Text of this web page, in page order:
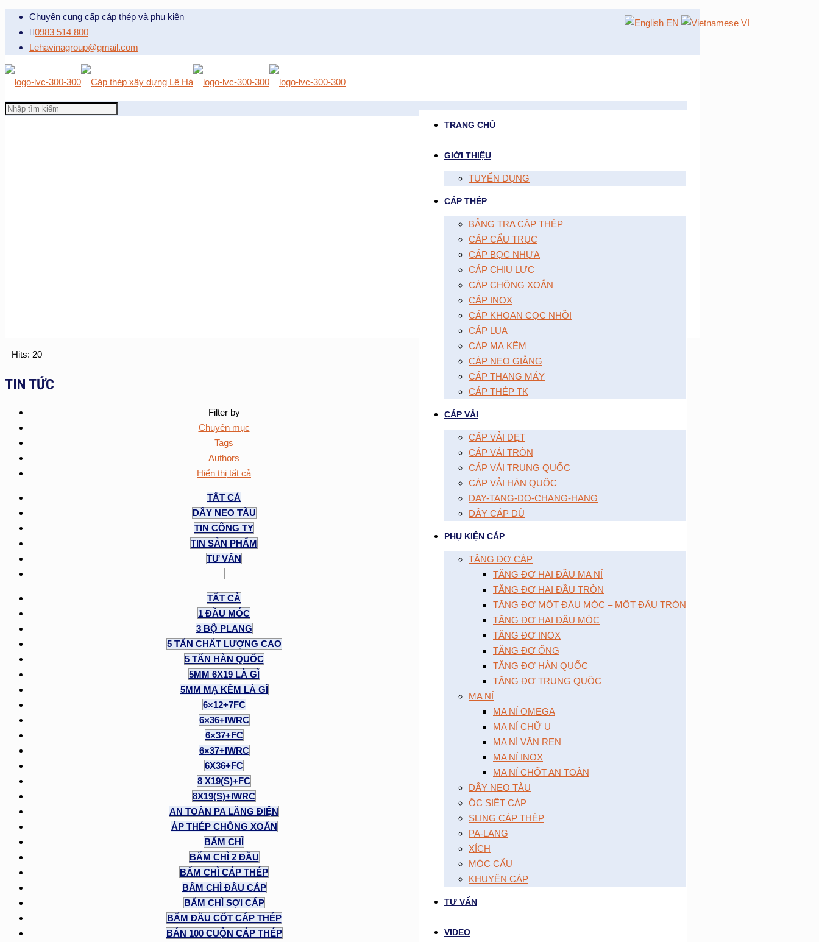
Chuyên cung cấp cáp thép và phụ kiện
0983 514 800
Lehavinagroup@gmail.com
TRANG CHỦ
GIỚI THIỆU
TUYỂN DỤNG
CÁP THÉP
BẢNG TRA CÁP THÉP
CÁP CẨU TRỤC
CÁP BỌC NHỰA
CÁP CHỊU LỰC
CÁP CHỐNG XOẮN
CÁP INOX
CÁP KHOAN CỌC NHỒI
CÁP LỤA
CÁP MẠ KẼM
CÁP NEO GIẰNG
CÁP THANG MÁY
CÁP THÉP TK
CÁP VẢI
CÁP VẢI DẸT
CÁP VẢI TRÒN
CÁP VẢI TRUNG QUỐC
CÁP VẢI HÀN QUỐC
DAY-TANG-DO-CHANG-HANG
DÂY CÁP DÙ
PHỤ KIỆN CÁP
TĂNG ĐƠ CÁP
TĂNG ĐƠ HAI ĐẦU MA NÍ
TĂNG ĐƠ HAI ĐẦU TRÒN
TĂNG ĐƠ MỘT ĐẦU MÓC – MỘT ĐẦU TRÒN
TĂNG ĐƠ HAI ĐẦU MÓC
TĂNG ĐƠ INOX
TĂNG ĐƠ ỐNG
TĂNG ĐƠ HÀN QUỐC
TĂNG ĐƠ TRUNG QUỐC
MA NÍ
MA NÍ OMEGA
MA NÍ CHỮ U
MA NÍ VẶN REN
MA NÍ INOX
MA NÍ CHỐT AN TOÀN
DÂY NEO TÀU
ỐC SIẾT CÁP
SLING CÁP THÉP
PA-LANG
XÍCH
MÓC CẨU
KHUYÊN CÁP
TƯ VẤN
VIDEO
Hits: 20
TIN TỨC
Filter by
Chuyên mục
Tags
Authors
Hiển thị tất cả
TẤT CẢ
DÂY NEO TÀU
TIN CÔNG TY
TIN SẢN PHẨM
TƯ VẤN
TẤT CẢ
1 ĐẦU MÓC
3 BỘ PLANG
5 TẤN CHẤT LƯỢNG CAO
5 TẤN HÀN QUỐC
5MM 6X19 LÀ GÌ
5MM MẠ KẼM LÀ GÌ
6×12+7FC
6×36+IWRC
6×37+FC
6×37+IWRC
6X36+FC
8 X19(S)+FC
8X19(S)+IWRC
AN TOÀN PA LĂNG ĐIỆN
ÁP THÉP CHỐNG XOẮN
BẤM CHÌ
BẤM CHÌ 2 ĐẦU
BẤM CHÌ CÁP THÉP
BẤM CHÌ ĐẦU CÁP
BẤM CHÌ SỢI CÁP
BẤM ĐẦU CỐT CÁP THÉP
BÁN 100 CUỘN CÁP THÉP
EN VI